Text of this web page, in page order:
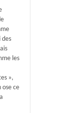
des
les
»,
ose ce